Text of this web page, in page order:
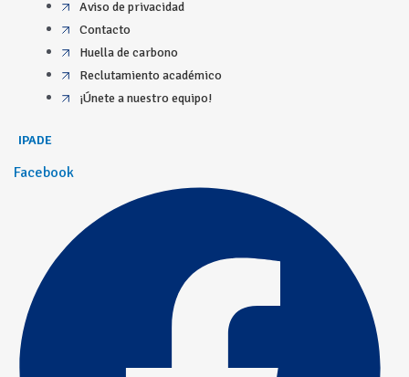
Aviso de privacidad
Contacto
Huella de carbono
Reclutamiento académico
¡Únete a nuestro equipo!
IPADE
Facebook